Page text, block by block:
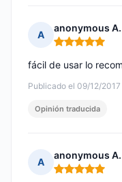
A
anonymous A.
Nota: 5 de 5
Publicado el 09/12/
fácil de usar lo
Opinión traducida
A
anonymous A.
Nota: 5 de 5